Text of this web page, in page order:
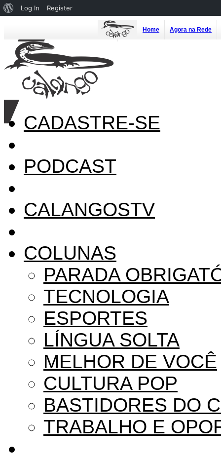
Home Agora na Rede
CADASTRE-SE
PODCAST
CALANGOSTV
COLUNAS
PARADA
TECNOLOGIA
ESPORTES
LÍNGUA SOLTA
MELHOR DE VOCÊ
CULTURA POP
BASTIDORES DO
TRABALHO E
About
Log In Register